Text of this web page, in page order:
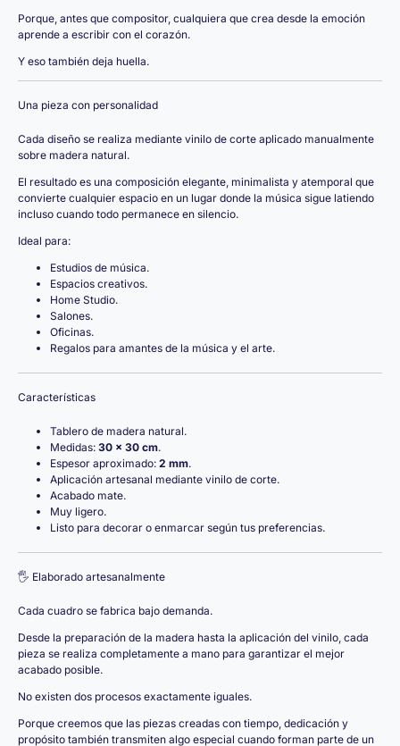
Porque, antes que compositor, cualquiera que crea desde la emoción
aprende a escribir con el corazón.
Y eso también deja huella.
Una pieza con personalidad
Cada diseño se realiza mediante vinilo de corte aplicado manualmente
sobre madera natural.
El resultado es una composición elegante, minimalista y atemporal que
convierte cualquier espacio en un lugar donde la música sigue latiendo
incluso cuando todo permanece en silencio.
Ideal para:
Estudios de música.
Espacios creativos.
Home Studio.
Salones.
Oficinas.
Regalos para amantes de la música y el arte.
Características
Tablero de madera natural.
Medidas: 30 × 30 cm.
Espesor aproximado: 2 mm.
Aplicación artesanal mediante vinilo de corte.
Acabado mate.
Muy ligero.
Listo para decorar o enmarcar según tus preferencias.
🖐️ Elaborado artesanalmente
Cada cuadro se fabrica bajo demanda.
Desde la preparación de la madera hasta la aplicación del vinilo, cada
pieza se realiza completamente a mano para garantizar el mejor
acabado posible.
No existen dos procesos exactamente iguales.
Porque creemos que las piezas creadas con tiempo, dedicación y
propósito también transmiten algo especial cuando forman parte de un